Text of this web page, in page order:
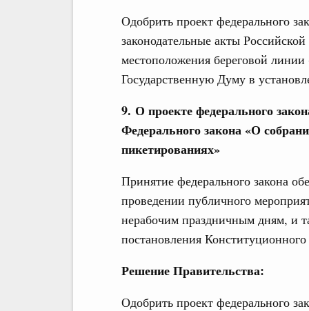
Одобрить проект федерального
законодательные акты
местоположения береговой
Государственную Думу в
9. О проекте федерального
Федерального закона «О
пикетированиях»
Принятие федерального закона
проведении публичного
нерабочим праздничным дням, и
постановления
Решение Правительства:
Одобрить проект федерального